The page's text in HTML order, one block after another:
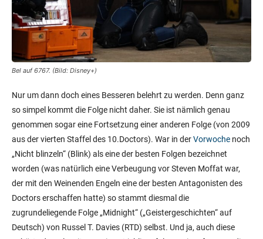
Bel auf 6767. (Bild: Disney+)
Nur um dann doch eines Besseren belehrt zu werden. Denn ganz
so simpel kommt die Folge nicht daher. Sie ist nämlich genau
genommen sogar eine Fortsetzung einer anderen Folge (von 2009
aus der vierten Staffel des 10.Doctors). War in derVorwoche noch
„Nicht blinzeln“ (Blink) als eine der besten Folgen bezeichnet
worden (was natürlich eine Verbeugung vor Steven Moffat war,
der mit den Weinenden Engeln eine der besten Antagonisten des
Doctors erschaffen hatte) so stammt diesmal die
zugrundeliegende Folge „Midnight“ („Geistergeschichten“ auf
Deutsch) von Russel T. Davies (RTD) selbst. Und ja, auch diese